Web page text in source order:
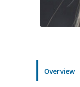
Overview